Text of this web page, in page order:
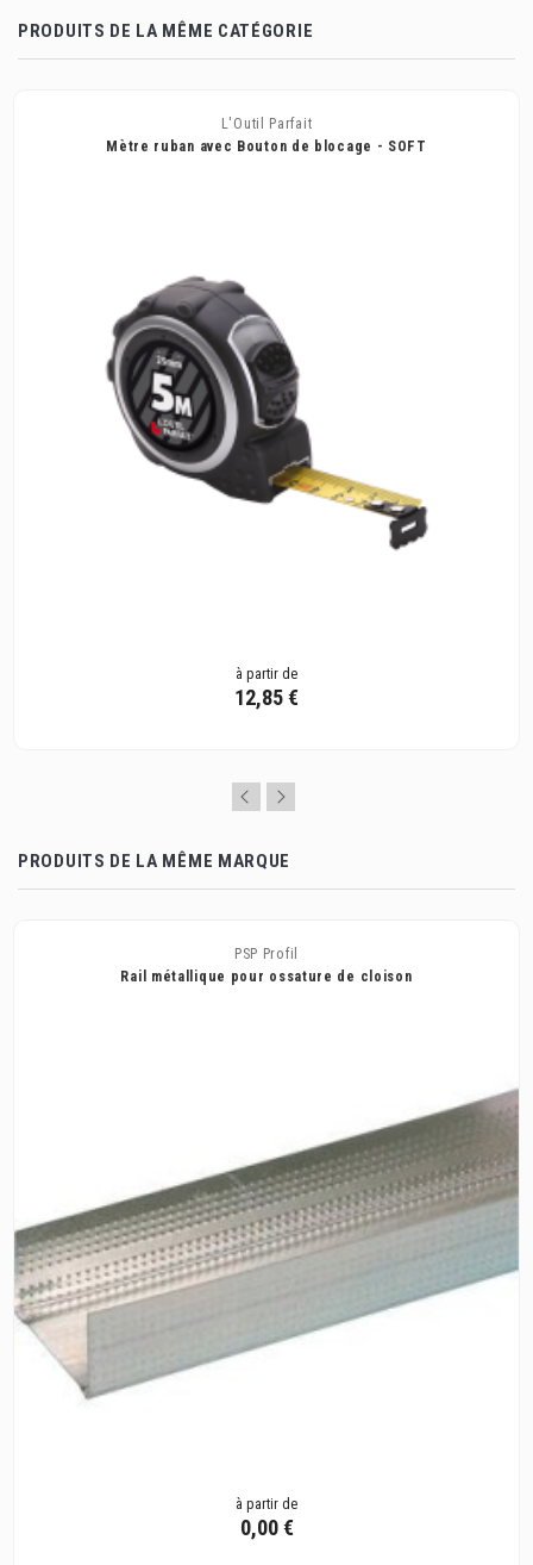
PRODUITS DE LA MÊME CATÉGORIE
L'Outil Parfait
Mètre ruban avec Bouton de blocage - SOFT
à partir de
12,85 €
PRODUITS DE LA MÊME MARQUE
PSP Profil
Rail métallique pour ossature de cloison
à partir de
0,00 €